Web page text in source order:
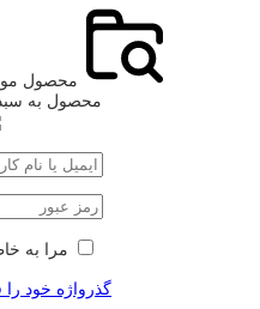
محصول
محصول به
مرا به
گذرواژه خود